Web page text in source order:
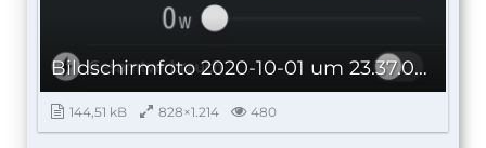
Bildschirmfoto 2020-10-01 um 23.37.07.png
144,51 kB 828×1.214 480